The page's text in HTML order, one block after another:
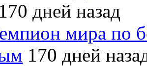
170 дней назад
мира по
170 дней